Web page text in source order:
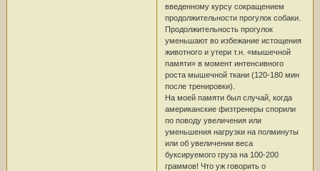
введенному курсу сокращением
продолжительности прогулок собаки.
Продолжительность прогулок
уменьшают во избежание истощения
животного и утери т.н. «мышечной
памяти» в момент интенсивного
роста мышечной ткани (120-180 мин
после тренировки).
На моей памяти был случай, когда
американские физтренеры спорили
по поводу увеличения или
уменьшения нагрузки на полминуты
или об увеличении веса
буксируемого груза на 100-200
граммов! Что уж говорить о